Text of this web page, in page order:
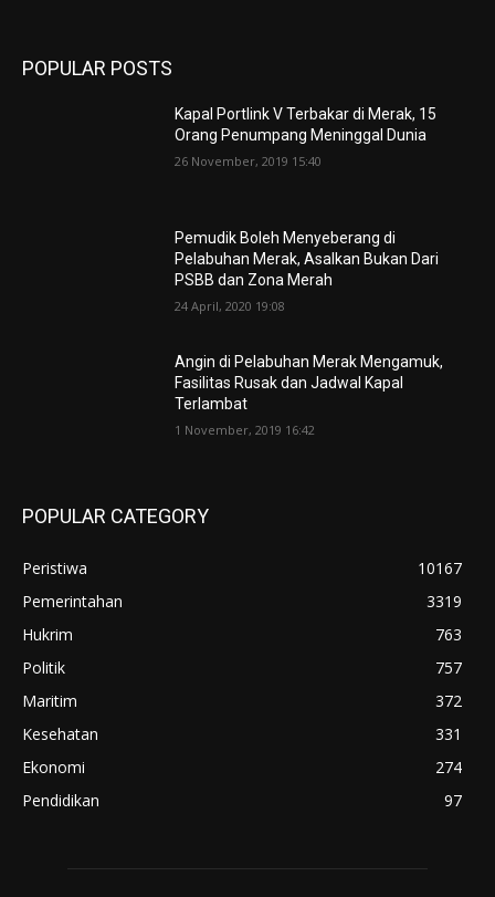
POPULAR POSTS
Kapal Portlink V Terbakar di Merak, 15
Orang Penumpang Meninggal Dunia
26 November, 2019 15:40
Pemudik Boleh Menyeberang di
Pelabuhan Merak, Asalkan Bukan Dari
PSBB dan Zona Merah
24 April, 2020 19:08
Angin di Pelabuhan Merak Mengamuk,
Fasilitas Rusak dan Jadwal Kapal
Terlambat
1 November, 2019 16:42
POPULAR CATEGORY
Peristiwa
10167
Pemerintahan
3319
Hukrim
763
Politik
757
Maritim
372
Kesehatan
331
Ekonomi
274
Pendidikan
97